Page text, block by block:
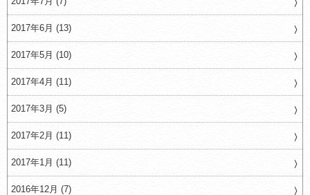
2017年6月 (13)
2017年5月 (10)
2017年4月 (11)
2017年3月 (5)
2017年2月 (11)
2017年1月 (11)
2016年12月 (7)